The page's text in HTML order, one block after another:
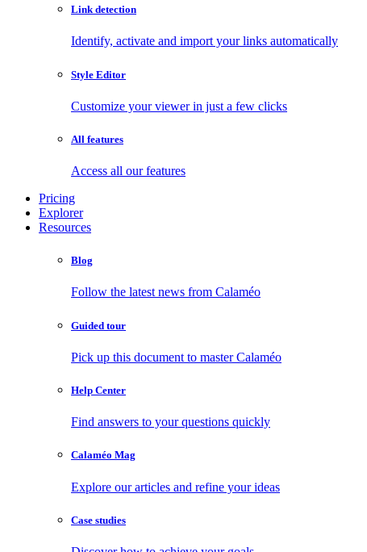
Link detection
Identify, activate and import your links automatically
Style Editor
Customize your viewer in just a few clicks
All features
Access all our features
Pricing
Explorer
Resources
Blog
Follow the latest news from Calaméo
Guided tour
Pick up this document to master Calaméo
Help Center
Find answers to your questions quickly
Calaméo Mag
Explore our articles and refine your ideas
Case studies